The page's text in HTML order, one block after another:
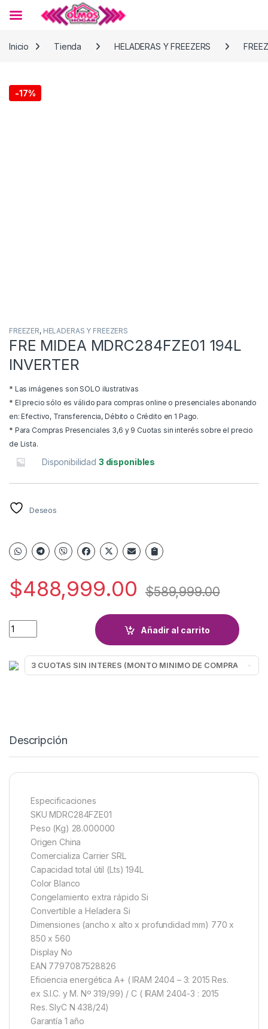
Inicio
Tienda HELADERAS Y FREEZERS
-17%
FREEZER, HELADERAS Y FREEZERS
FRE MIDEA MDRC284FZE01 194L
INVERTER
* Las imágenes son SOLO ilustrativas
* El precio sólo es válido para compras online o presenciales abonando
en: Efectivo, Transferencia, Débito o Crédito en 1 Pago.
* Para Compras Presenciales 3,6 y 9 Cuotas sin interés sobre el precio
de Lista.
Disponibilidad 3 disponibles
Deseos
$488,999.00 $589,999.00
FRE MIDEA MDRC284FZE01 194L INVERTER quantity
Añadir al carrito
Descripción
Especificaciones
SKU MDRC284FZE01
Peso (Kg) 28.000000
Origen China
Comercializa Carrier SRL
Capacidad total útil (Lts) 194L
Color Blanco
Congelamiento extra rápido Si
Convertible a Heladera Si
Dimensiones (ancho x alto x profundidad mm) 770 x
850 x 560
Display No
EAN 7797087528826
Eficiencia energética A+ ( IRAM 2404 – 3: 2015 Res.
ex S.I.C. y M. Nº 319/99) / C ( IRAM 2404-3 : 2015
Res. SIyC N 438/24)
Garantía 1 año